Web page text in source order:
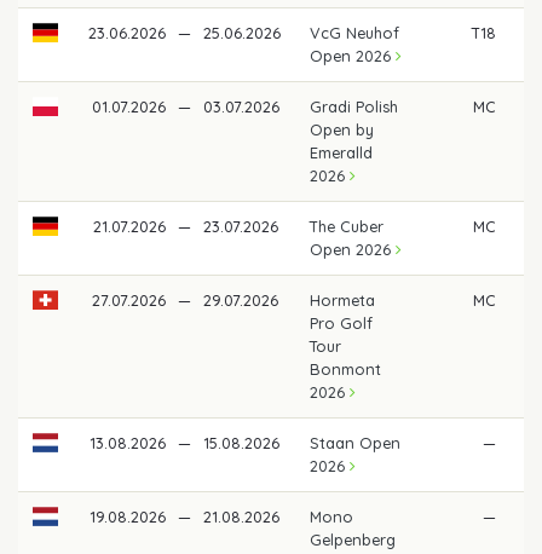
23.06.2026 — 25.06.2026
VcG Neuhof
Open 2026
T18
01.07.2026 — 03.07.2026
Gradi Polish
Open by
Emeralld
2026
MC
21.07.2026 — 23.07.2026
The Cuber
Open 2026
MC
27.07.2026 — 29.07.2026
Hormeta
Pro Golf
Tour
Bonmont
2026
MC
13.08.2026 — 15.08.2026
Staan Open
2026
—
19.08.2026 — 21.08.2026
Mono
Gelpenberg
—